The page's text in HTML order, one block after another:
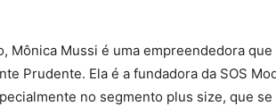
Mônica Mussi é uma empreendedora que
Prudente. Ela é a fundadora da SOS
no segmento plus size, que se